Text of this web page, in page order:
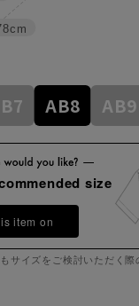
AB8 AB9
size
item on
サイズをご検討いただく際